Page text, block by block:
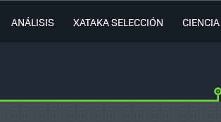
ANÁLISIS XATAKA SELECCIÓN CIENCIA